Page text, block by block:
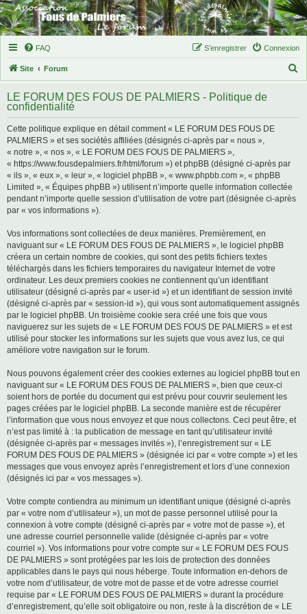
FAQ Connexion
S’enregistrer
Site Forum
h
LE FORUM DES FOUS DE PALMIERS - Politique de
confidentialité
Cette politique explique en détail comment « LE FORUM DES FOUS DE
PALMIERS » et ses sociétés affiliées (désignés ci-après par « nous »,
« notre », « nos », « LE FORUM DES FOUS DE PALMIERS »,
« https://www.fousdepalmiers.fr/html/forum ») et phpBB (désigné ci-après par
« ils », « eux », « leur », « logiciel phpBB », « www.phpbb.com », « phpBB
Limited », « Équipes phpBB ») utilisent n’importe quelle information collectée
pendant n’importe quelle session d’utilisation de votre part (désignée ci-après
par « vos informations »).
Vos informations sont collectées de deux manières. Premièrement, en
naviguant sur « LE FORUM DES FOUS DE PALMIERS », le logiciel phpBB
créera un certain nombre de cookies, qui sont des petits fichiers textes
téléchargés dans les fichiers temporaires du navigateur Internet de votre
ordinateur. Les deux premiers cookies ne contiennent qu’un identifiant
utilisateur (désigné ci-après par « user-id ») et un identifiant de session invité
(désigné ci-après par « session-id »), qui vous sont automatiquement assignés
par le logiciel phpBB. Un troisième cookie sera créé une fois que vous
naviguerez sur les sujets de « LE FORUM DES FOUS DE PALMIERS » et est
utilisé pour stocker les informations sur les sujets que vous avez lus, ce qui
améliore votre navigation sur le forum.
Nous pouvons également créer des cookies externes au logiciel phpBB tout en
naviguant sur « LE FORUM DES FOUS DE PALMIERS », bien que ceux-ci
soient hors de portée du document qui est prévu pour couvrir seulement les
pages créées par le logiciel phpBB. La seconde manière est de récupérer
l’information que vous nous envoyez et que nous collectons. Ceci peut être, et
n’est pas limité à : la publication de message en tant qu’utilisateur invité
(désignée ci-après par « messages invités »), l’enregistrement sur « LE
FORUM DES FOUS DE PALMIERS » (désignée ici par « votre compte ») et les
messages que vous envoyez après l’enregistrement et lors d’une connexion
(désignés ici par « vos messages »).
Votre compte contiendra au minimum un identifiant unique (désigné ci-après
par « votre nom d’utilisateur »), un mot de passe personnel utilisé pour la
connexion à votre compte (désigné ci-après par « votre mot de passe »), et
une adresse courriel personnelle valide (désignée ci-après par « votre
courriel »). Vos informations pour votre compte sur « LE FORUM DES FOUS
DE PALMIERS » sont protégées par les lois de protection des données
applicables dans le pays qui nous héberge. Toute information en-dehors de
votre nom d’utilisateur, de votre mot de passe et de votre adresse courriel
requise par « LE FORUM DES FOUS DE PALMIERS » durant la procédure
d’enregistrement, qu’elle soit obligatoire ou non, reste à la discrétion de « LE